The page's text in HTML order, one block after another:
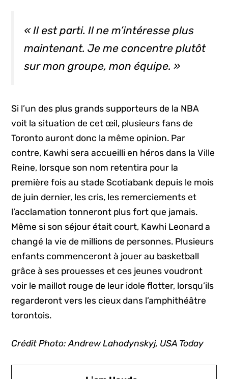
« Il est parti. Il ne m’intéresse plus
maintenant. Je me concentre plutôt
sur mon groupe, mon équipe. »
Si l’un des plus grands supporteurs de la NBA
voit la situation de cet œil, plusieurs fans de
Toronto auront donc la même opinion. Par
contre, Kawhi sera accueilli en héros dans la Ville
Reine, lorsque son nom retentira pour la
première fois au stade Scotiabank depuis le mois
de juin dernier, les cris, les remerciements et
l’acclamation tonneront plus fort que jamais.
Même si son séjour était court, Kawhi Leonard a
changé la vie de millions de personnes. Plusieurs
enfants commenceront à jouer au basketball
grâce à ses prouesses et ces jeunes voudront
voir le maillot rouge de leur idole flotter, lorsqu’ils
regarderont vers les cieux dans l’amphithéâtre
torontois.
Crédit Photo: Andrew Lahodynskyj, USA Today